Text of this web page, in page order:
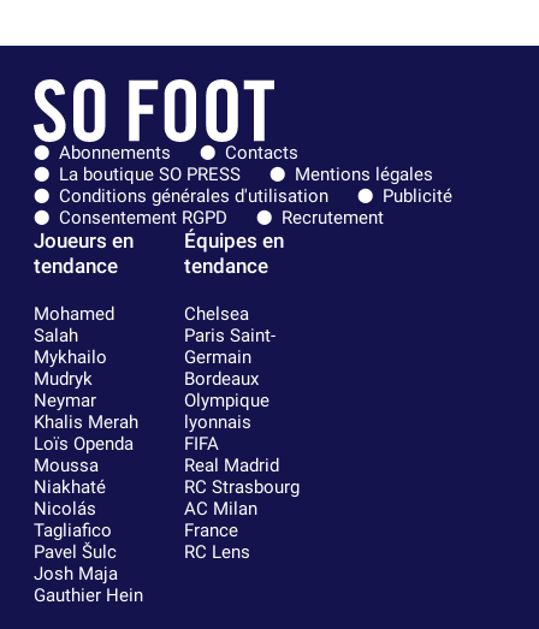
Abonnements
Contacts
La boutique SO PRESS
Mentions légales
Conditions générales d'utilisation
Publicité
Consentement RGPD
Recrutement
Joueurs en
tendance
Mohamed
Salah
Mykhailo
Mudryk
Neymar
Khalis Merah
Loïs Openda
Moussa
Niakhaté
Nicolás
Tagliafico
Pavel Šulc
Josh Maja
Gauthier Hein
Équipes en
tendance
Chelsea
Paris Saint-
Germain
Bordeaux
Olympique
lyonnais
FIFA
Real Madrid
RC Strasbourg
AC Milan
France
RC Lens